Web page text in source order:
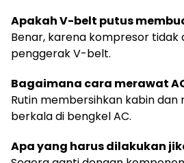
Apakah V-belt putus
Benar, karena kompresor
penggerak V-belt.
Bagaimana cara merawat
Rutin membersihkan kabin dan
berkala di bengkel AC.
Apa yang harus dilakukan